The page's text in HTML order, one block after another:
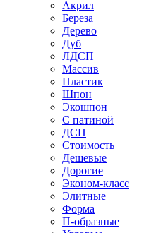
Акрил
Береза
Дерево
Дуб
ЛДСП
Массив
Пластик
Шпон
Экошпон
С патиной
ДСП
Стоимость
Дешевые
Дорогие
Эконом-класс
Элитные
Форма
П-образные